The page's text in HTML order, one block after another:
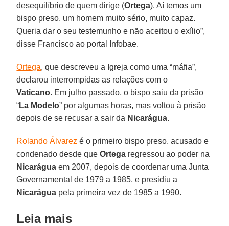
desequilíbrio de quem dirige (Ortega). Aí temos um
bispo preso, um homem muito sério, muito capaz.
Queria dar o seu testemunho e não aceitou o exílio”,
disse Francisco ao portal Infobae.
Ortega, que descreveu a Igreja como uma “máfia”,
declarou interrompidas as relações com o
Vaticano. Em julho passado, o bispo saiu da prisão
“La Modelo” por algumas horas, mas voltou à prisão
depois de se recusar a sair da Nicarágua.
Rolando Álvarez é o primeiro bispo preso, acusado e
condenado desde queOrtega regressou ao poder na
Nicarágua em 2007, depois de coordenar uma Junta
Governamental de 1979 a 1985, e presidiu a
Nicarágua pela primeira vez de 1985 a 1990.
Leia mais